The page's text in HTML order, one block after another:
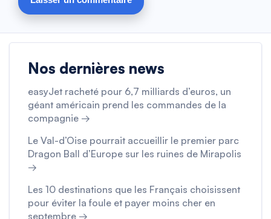
Nos dernières news
easyJet racheté pour 6,7 milliards d’euros, un
géant américain prend les commandes de la
compagnie →
Le Val-d’Oise pourrait accueillir le premier parc
Dragon Ball d’Europe sur les ruines de Mirapolis
→
Les 10 destinations que les Français choisissent
pour éviter la foule et payer moins cher en
septembre →